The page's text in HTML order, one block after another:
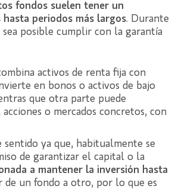
fondos suelen tener un
periodos más largos. Durante
posible cumplir con la garantía
activos de renta fija con
en bonos o activos de bajo
que otra parte puede
o mercados concretos, con
ya que, habitualmente se
de garantizar el capital o la
a mantener la inversión hasta
de un fondo a otro, por lo que es